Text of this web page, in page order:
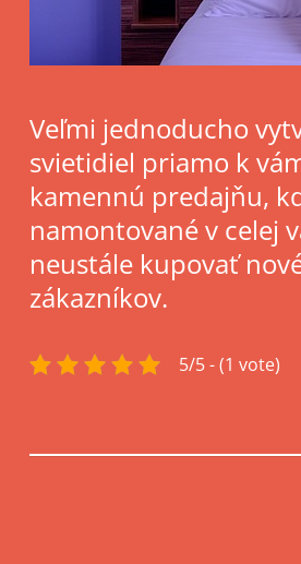
Veľmi jednoducho
svietidiel priamo k
kamennú predajňu,
namontované v celej
neustále kupovať
zákazníkov.
5/5 - (1 vote)